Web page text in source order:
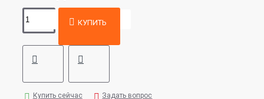
КУПИТЬ
Купить сейчас Задать вопрос